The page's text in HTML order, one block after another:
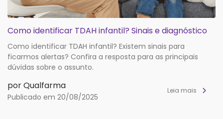
Como identificar TDAH infantil? Sinais e diagnóstico
Como identificar TDAH infantil? Existem sinais para
ficarmos alertas? Confira a resposta para as principais
dúvidas sobre o assunto.
por Qualfarma
Publicado em 20/08/2025
Leia mais